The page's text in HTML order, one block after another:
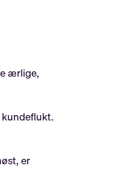
ærlige,
er